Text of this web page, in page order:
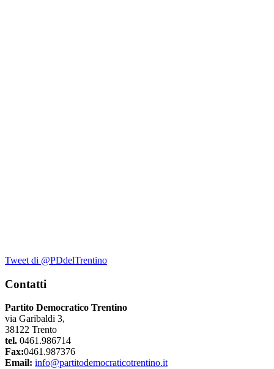
Tweet di @PDdelTrentino
Contatti
Partito Democratico Trentino
via Garibaldi 3,
38122 Trento
tel. 0461.986714
Fax:0461.987376
Email: info@partitodemocraticotrentino.it